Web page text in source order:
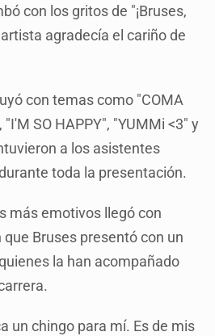
con los gritos de "¡Bruses,
agradecía el cariño de
con temas como "COMA
"I'M SO HAPPY", "YUMMi <3" y
a los asistentes
toda la presentación.
más emotivos llegó con
Bruses presentó con un
la han acompañado
un chingo para mí. Es de mis